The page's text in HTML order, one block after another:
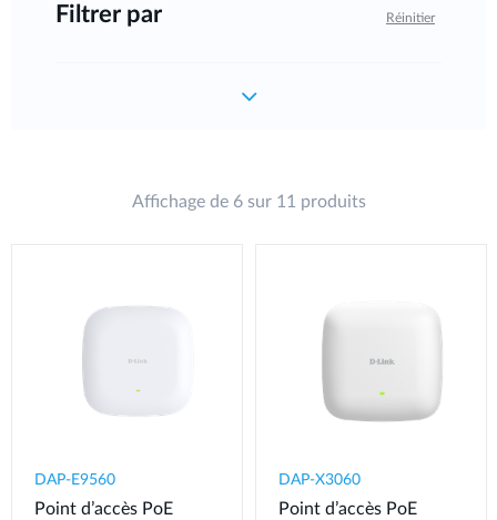
Filtrer par Réinitier
Affichage de 6 sur 11 produits
DAP-E9560
Point d’accès PoE
DAP-X3060
Point d’accès PoE